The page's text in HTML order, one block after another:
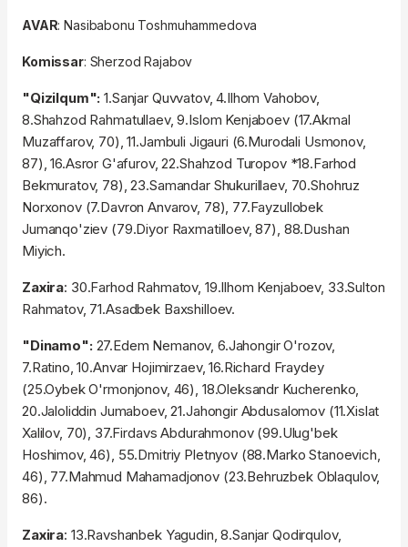
AVAR: Nasibabonu Toshmuhammedova
Komissar: Sherzod Rajabov
"Qizilqum":1.Sanjar Quvvatov, 4.Ilhom Vahobov,
8.Shahzod Rahmatullaev, 9.Islom Kenjaboev (17.Akmal
Muzaffarov, 70), 11.Jambuli Jigauri (6.Murodali Usmonov,
87), 16.Asror G'afurov, 22.Shahzod Turopov *18.Farhod
Bekmuratov, 78), 23.Samandar Shukurillaev, 70.Shohruz
Norxonov (7.Davron Anvarov, 78), 77.Fayzullobek
Jumanqo'ziev (79.Diyor Raxmatilloev, 87), 88.Dushan
Miyich.
Zaxira: 30.Farhod Rahmatov, 19.Ilhom Kenjaboev, 33.Sulton
Rahmatov, 71.Asadbek Baxshilloev.
"Dinamo": 27.Edem Nemanov, 6.Jahongir O'rozov,
7.Ratino, 10.Anvar Hojimirzaev, 16.Richard Fraydey
(25.Oybek O'rmonjonov, 46), 18.Oleksandr Kucherenko,
20.Jaloliddin Jumaboev, 21.Jahongir Abdusalomov (11.Xislat
Xalilov, 70), 37.Firdavs Abdurahmonov (99.Ulug'bek
Hoshimov, 46), 55.Dmitriy Pletnyov (88.Marko Stanoevich,
46), 77.Mahmud Mahamadjonov (23.Behruzbek Oblaqulov,
86).
Zaxira: 13.Ravshanbek Yagudin, 8.Sanjar Qodirqulov,